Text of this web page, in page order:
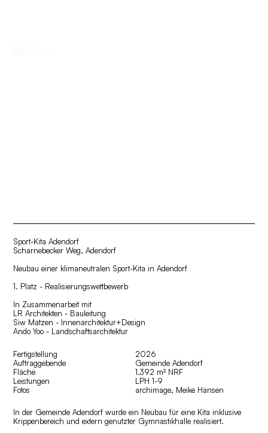
Sport-Kita Adendorf
Scharnebecker Weg, Adendorf
Neubau einer klimaneutralen Sport-Kita in Adendorf
1. Platz - Realisierungswettbewerb
In Zusammenarbeit mit
LR Architekten - Bauleitung
Siw Matzen - Innenarchitektur+Design
Ando Yoo - Landschaftsarchitektur
Fertigstellung
Auftraggebende
Fläche
Leistungen
Fotos
2026
Gemeinde Adendorf
1.392 m² NRF
LPH 1-9
archimage, Meike Hansen
In der Gemeinde Adendorf wurde ein Neubau für eine Kita inklusive
Krippenbereich und extern genutzter Gymnastikhalle realisiert.